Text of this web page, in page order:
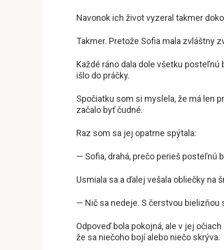
Navonok ich život vyzeral takmer
Takmer. Pretože Sofia mala zvláštny
Každé ráno dala dole všetku
išlo do práčky.
Spočiatku som si myslela, že má len
začalo byť čudné.
Raz som sa jej opatrne spýtala:
— Sofia, drahá, prečo perieš posteľnú
Usmiala sa a ďalej vešala obliečky na
— Nič sa nedeje. S čerstvou bielizňou
Odpoveď bola pokojná, ale v jej
že sa niečoho bojí alebo niečo skrýva.